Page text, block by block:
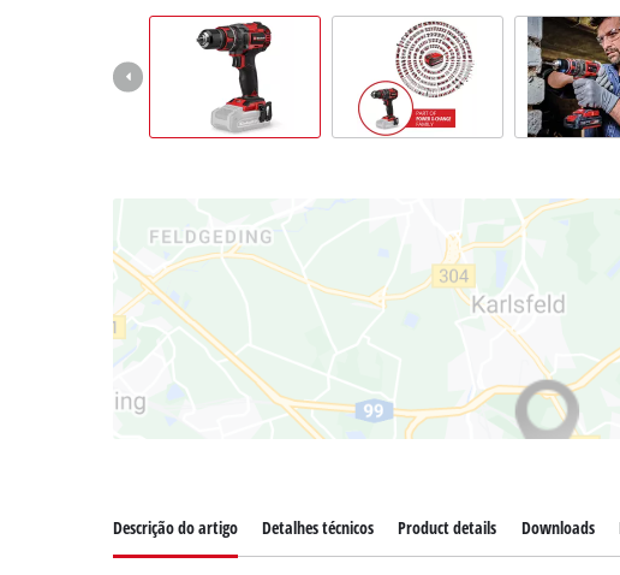
Descrição do artigo Detalhes técnicos Product details Downloads